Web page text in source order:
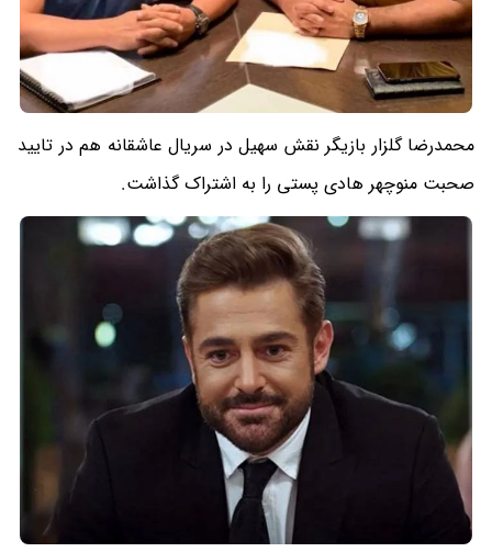
محمدرضا گلزار بازیگر نقش سهیل در سریال عاشقانه هم در تایید
صحبت منوچهر هادی پستی را به اشتراک گذاشت.